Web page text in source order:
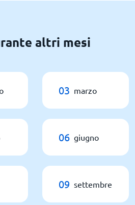
altri mesi
03 marzo
06 giugno
09 settembre